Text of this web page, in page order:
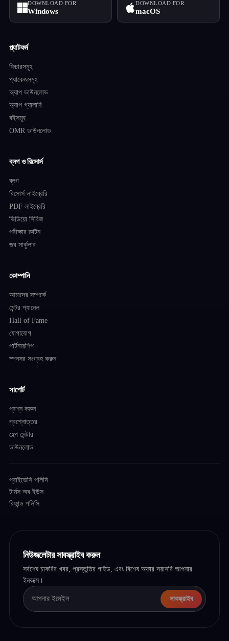
DOWNLOAD FOR
Windows
DOWNLOAD FOR
macOS
প্ল্যাটফর্ম
ফিচারসমূহ
প্যাকেজসমূহ
অ্যাপ ডাউনলোড
অ্যাপ গ্যালারি
বইসমূহ
OMR ডাউনলোড
ব্লগ ও রিসোর্স
ব্লগ
রিসোর্স লাইব্রেরি
PDF লাইব্রেরি
ভিডিয়ো সিরিজ
পরীক্ষার রুটিন
জব সার্কুলার
কোম্পানি
আমাদের সম্পর্কে
মেন্টর প্যানেল
Hall of Fame
যোগাযোগ
পার্টনারশিপ
স্পনসর সংগ্রহ করুন
সাপোর্ট
প্রশ্ন করুন
প্রশ্নোত্তর
হেল্প সেন্টার
ডাউনলোড
প্রাইভেসি পলিসি
টার্মস অব ইউস
রিফান্ড পলিসি
নিউজলেটার সাবস্ক্রাইব করুন
সর্বশেষ চাকরির খবর, প্রস্তুতির গাইড, এবং বিশেষ অফার সরাসরি আপনার
ইনবক্সে।
সাবস্ক্রাইব